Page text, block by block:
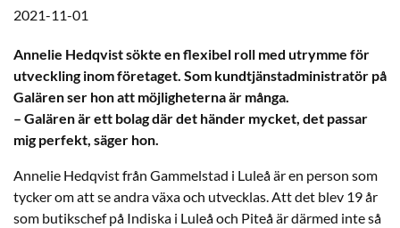
2021-11-01
Annelie Hedqvist sökte en flexibel roll med utrymme för
utveckling inom företaget. Som kundtjänstadministratör på
Galären ser hon att möjligheterna är många.
– Galären är ett bolag där det händer mycket, det passar
mig perfekt, säger hon.
Annelie Hedqvist från Gammelstad i Luleå är en person som
tycker om att se andra växa och utvecklas. Att det blev 19 år
som butikschef på Indiska i Luleå och Piteå är därmed inte så